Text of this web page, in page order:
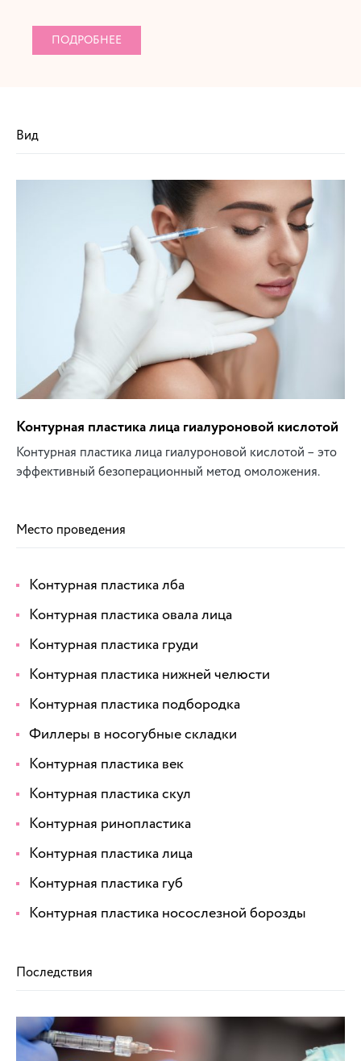
ПОДРОБНЕЕ
Вид
Контурная пластика лица гиалуроновой кислотой
Контурная пластика лица гиалуроновой кислотой – это
эффективный безоперационный метод омоложения.
Место проведения
Контурная пластика лба
Контурная пластика овала лица
Контурная пластика груди
Контурная пластика нижней челюсти
Контурная пластика подбородка
Филлеры в носогубные складки
Контурная пластика век
Контурная пластика скул
Контурная ринопластика
Контурная пластика лица
Контурная пластика губ
Контурная пластика носослезной борозды
Последствия